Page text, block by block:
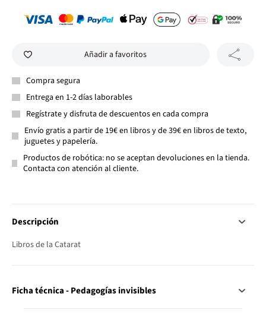
Añadir a favoritos
Compra segura
Entrega en 1-2 días laborables
Regístrate y disfruta de descuentos en cada compra
Envío gratis a partir de 19€ en libros y de 39€ en libros de texto,
juguetes y papelería.
Productos de robótica: no se aceptan devoluciones en la tienda.
Contacta con atención al cliente.
Descripción
Libros de la Catarat
Ficha técnica - Pedagogías invisibles